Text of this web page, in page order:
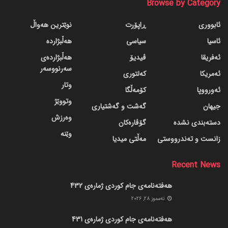
Browse by Category
ئابووری
ئاسیا
ئەفریقا
ئەمریکا
ئەورووپا
جیهان
دسته‌بندی نشده
زانست و تەندرووستی
ڕاپۆرت
سیاسی
ڤیدیۆ
کەلتوری
کۆمەڵگا
گه‌شت و گه‌شتیاری
گۆڤاره‌کان
مەڵتی میدیا
نوێترین هەواڵ
هەڵبژاردە
هەڵبژاردەی
سەرنووسەر
وتار
وتووێژ
وەرزش
وێنە
Recent News
هەفتەنامەی جام کوردی ژمارەی 432
ته‌مموز 28, 2026
هەفتەنامەی جام کوردی ژمارەی 431